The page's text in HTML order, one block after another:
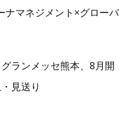
ナマネジメント×グローバ
グランメッセ熊本、8月開
見送り